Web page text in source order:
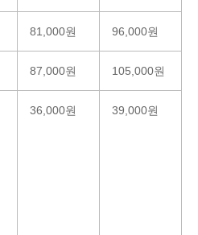
81,000원 96,000원
87,000원 105,000원
36,000원 39,000원